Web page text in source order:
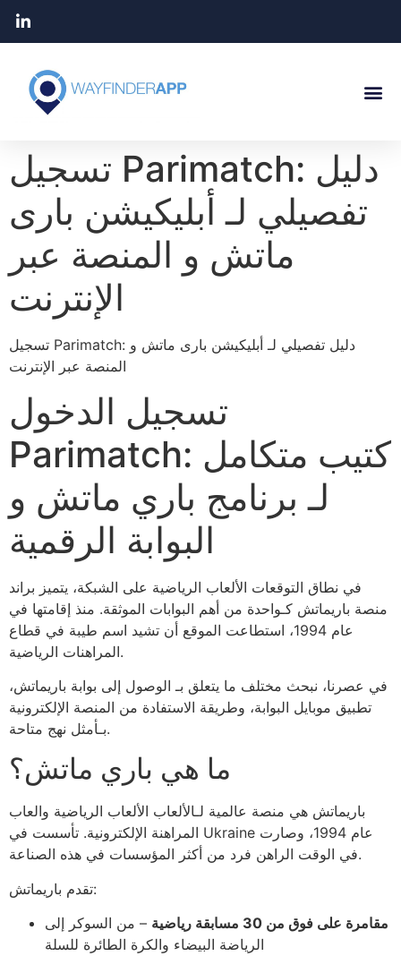
تسجيل Parimatch: دليل
تفصيلي لـ أبليكيشن بارى
ماتش و المنصة عبر
الإنترنت
تسجيل Parimatch: دليل تفصيلي لـ أبليكيشن بارى ماتش و
المنصة عبر الإنترنت
تسجيل الدخول
Parimatch: كتيب متكامل
لـ برنامج باري ماتش و
البوابة الرقمية
في نطاق التوقعات الألعاب الرياضية على الشبكة، يتميز براند
منصة باريماتش كـواحدة من أهم البوابات الموثقة. منذ إقامتها في
عام 1994، استطاعت الموقع أن تشيد اسم طيبة في قطاع
المراهنات الرياضية.
في عصرنا، نبحث مختلف ما يتعلق بـ الوصول إلى بوابة باريماتش،
تطبيق موبايل البوابة، وطريقة الاستفادة من المنصة الإلكترونية
بـأمثل نهج متاحة.
ما هي باري ماتش؟
باريماتش هي منصة عالمية لـالألعاب الألعاب الرياضية والعاب
المراهنة الإلكترونية. تأسست في Ukraine عام 1994، وصارت
في الوقت الراهن فرد من أكثر المؤسسات في هذه الصناعة.
تقدم باريماتش:
مقامرة على فوق من 30 مسابقة رياضية
– من السوكر إلى
الرياضة البيضاء والكرة الطائرة للسلة